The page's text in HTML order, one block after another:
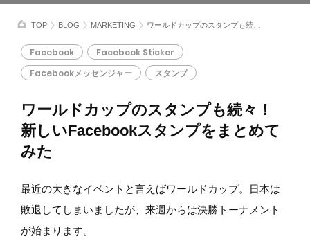
TOP BLOG MARKETING ワールドカップのスタンプも続々！ 新しいFacebookスタンプをまとめてみた
ワールドカップのスタンプも続々！
新しいFacebookスタンプをまとめて
みた
Facebook
Facebook Sticker
Facebookメッセンジャー
スタンプ
最近の大きなイベントと言えばワールドカップ。日本は
敗退してしまいましたが、来週からは決勝トーナメント
が始まります。